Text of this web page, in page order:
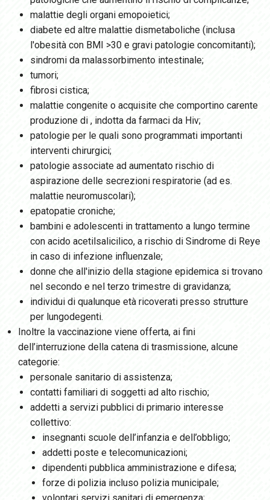
malattie degli organi emopoietici;
diabete ed altre malattie dismetaboliche (inclusa
l'obesità con BMI >30 e gravi patologie concomitanti);
sindromi da malassorbimento intestinale;
tumori;
fibrosi cistica;
malattie congenite o acquisite che comportino carente
produzione di , indotta da farmaci da Hiv;
patologie per le quali sono programmati importanti
interventi chirurgici;
patologie associate ad aumentato rischio di
aspirazione delle secrezioni respiratorie (ad es.
malattie neuromuscolari);
epatopatie croniche;
bambini e adolescenti in trattamento a lungo termine
con acido acetilsalicilico, a rischio di Sindrome di Reye
in caso di infezione influenzale;
donne che all'inizio della stagione epidemica si trovano
nel secondo e nel terzo trimestre di gravidanza;
individui di qualunque età ricoverati presso strutture
per lungodegenti.
Inoltre la vaccinazione viene offerta, ai fini
dell’interruzione della catena di trasmissione, alcune
categorie:
personale sanitario di assistenza;
contatti familiari di soggetti ad alto rischio;
addetti a servizi pubblici di primario interesse
collettivo:
insegnanti scuole dell’infanzia e dell’obbligo;
addetti poste e telecomunicazioni;
dipendenti pubblica amministrazione e difesa;
forze di polizia incluso polizia municipale;